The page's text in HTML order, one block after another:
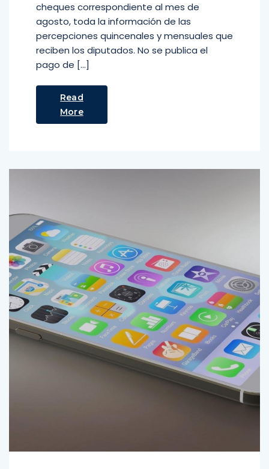
cheques correspondiente al mes de
agosto, toda la información de las
percepciones quincenales y mensuales que
reciben los diputados. No se publica el
pago de […]
Read
More